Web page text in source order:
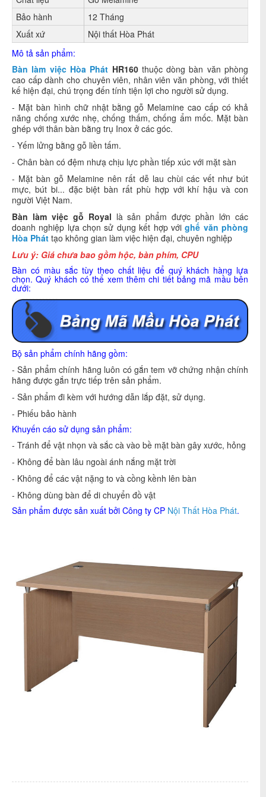
Bảo hành
12 Tháng
Xuất xứ
Nội thất Hòa Phát
Mô tả sản phẩm:
Bàn làm việc Hòa Phát HR160thuộc dòng bàn văn phòng
cao cấp dành cho chuyên viên, nhân viên văn phòng, với thiết
kế hiện đại, chú trọng đến tính tiện lợi cho người sử dụng.
- Mặt bàn hình chữ nhật bằng gỗ Melamine cao cấp có khả
năng chống xước nhẹ, chống thấm, chống ẩm mốc. Mặt bàn
ghép với thân bàn bằng trụ Inox ở các góc.
- Yếm lửng bằng gỗ liền tấm.
- Chân bàn có đệm nhưạ chịu lực phần tiếp xúc với mặt sàn
- Mặt bàn gỗ Melamine nên rất dễ lau chùi các vết như bút
mực, bút bi... đặc biệt bàn rất phù hợp với khí hậu và con
người Việt Nam.
Bàn làm việc gỗ Royal là sản phẩm được phần lớn các
doanh nghiệp lựa chọn sử dụng kết hợp vớighế văn phòng
Hòa Phát tạo không gian làm việc hiện đại, chuyên nghiệp
Lưu ý: Giá chưa bao gồm hộc, bàn phím, CPU
Bàn có màu sắc tùy theo chất liệu để quý khách hàng lựa
chọn. Quý khách có thể xem thêm chi tiết bảng mã mầu bên
dưới:
Bộ sản phẩm chính hãng gồm:
- Sản phẩm chính hãng luôn có gắn tem vỡ chứng nhận chính
hãng được gắn trực tiếp trên sản phẩm.
- Sản phẩm đi kèm với hướng dẫn lắp đặt, sử dụng.
- Phiếu bảo hành
Khuyến cáo sử dụng sản phẩm:
- Tránh để vật nhọn và sắc cà vào bề mặt bàn gây xước, hỏng
- Không để bàn lâu ngoài ánh nắng mặt trời
- Không để các vật nặng to và cồng kềnh lên bàn
- Không dùng bàn để di chuyển đồ vật
Sản phẩm được sản xuất bởi Công ty CP Nội Thất Hòa Phát.